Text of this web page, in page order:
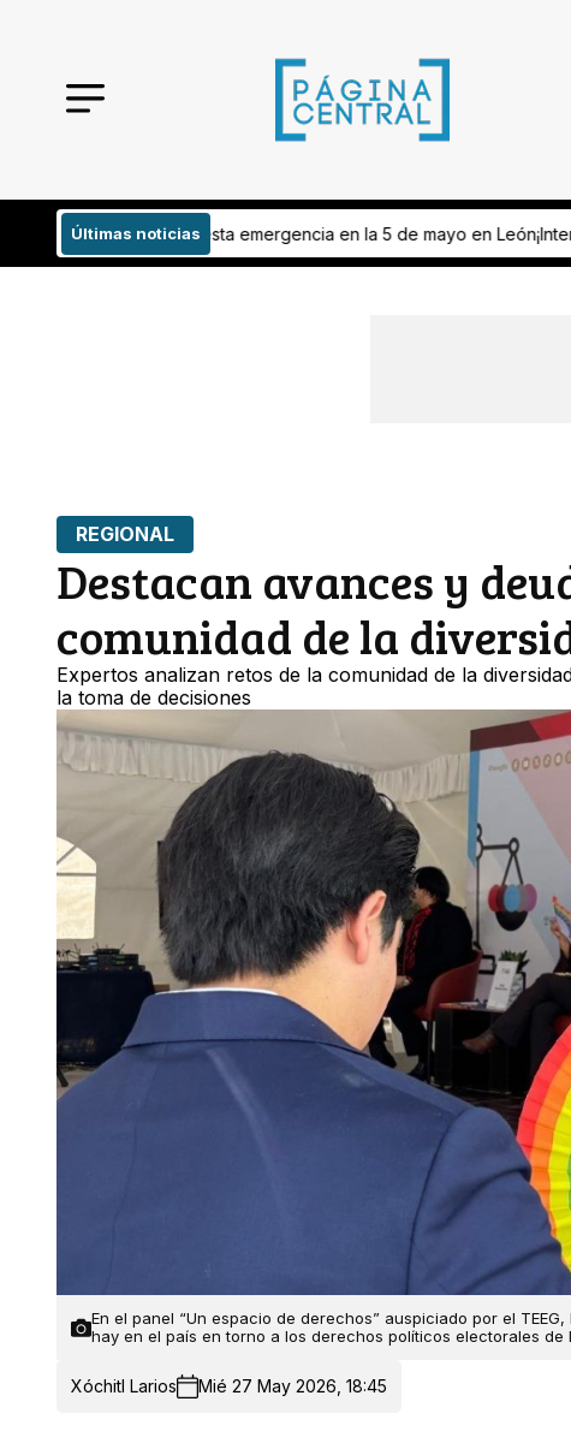
Últimas noticias
en la 5 de mayo en León¡Intervienen contra arrancones en
REGIONAL
Destacan avances y
comunidad de la
Expertos analizan retos de la comunidad de la
la toma de decisiones
En el panel “Un espacio de derechos” auspiciado por el
hay en el país en torno a los derechos políticos electorales de
Xóchitl Larios Mié 27 May 2026, 18:45